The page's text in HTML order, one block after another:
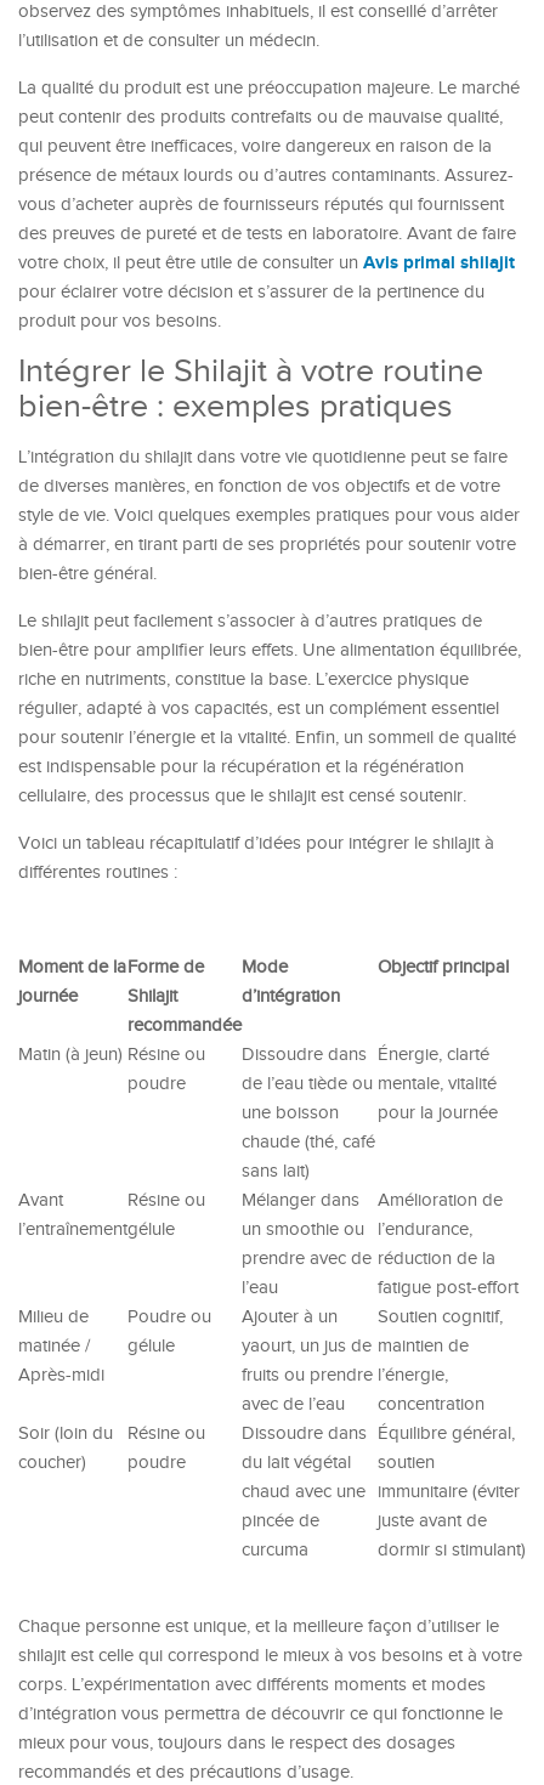
observez des symptômes inhabituels, il est conseillé d’arrêter
l’utilisation et de consulter un médecin.
La qualité du produit est une préoccupation majeure. Le marché
peut contenir des produits contrefaits ou de mauvaise qualité,
qui peuvent être inefficaces, voire dangereux en raison de la
présence de métaux lourds ou d’autres contaminants. Assurez-
vous d’acheter auprès de fournisseurs réputés qui fournissent
des preuves de pureté et de tests en laboratoire. Avant de faire
votre choix, il peut être utile de consulter un Avis primal shilajit
pour éclairer votre décision et s’assurer de la pertinence du
produit pour vos besoins.
Intégrer le Shilajit à votre routine
bien-être : exemples pratiques
L’intégration du shilajit dans votre vie quotidienne peut se faire
de diverses manières, en fonction de vos objectifs et de votre
style de vie. Voici quelques exemples pratiques pour vous aider
à démarrer, en tirant parti de ses propriétés pour soutenir votre
bien-être général.
Le shilajit peut facilement s’associer à d’autres pratiques de
bien-être pour amplifier leurs effets. Une alimentation équilibrée,
riche en nutriments, constitue la base. L’exercice physique
régulier, adapté à vos capacités, est un complément essentiel
pour soutenir l’énergie et la vitalité. Enfin, un sommeil de qualité
est indispensable pour la récupération et la régénération
cellulaire, des processus que le shilajit est censé soutenir.
Voici un tableau récapitulatif d’idées pour intégrer le shilajit à
différentes routines :
Moment de la
journée
Forme de
Shilajit
recommandée
Mode
d’intégration
Objectif principal
Matin (à jeun) Résine ou
poudre
Dissoudre dans
de l’eau tiède ou
une boisson
chaude (thé, café
sans lait)
Énergie, clarté
mentale, vitalité
pour la journée
Avant
l’entraînement
Résine ou
gélule
Mélanger dans
un smoothie ou
prendre avec de
l’eau
Amélioration de
l’endurance,
réduction de la
fatigue post-effort
Milieu de
matinée /
Après-midi
Poudre ou
gélule
Ajouter à un
yaourt, un jus de
fruits ou prendre
avec de l’eau
Soutien cognitif,
maintien de
l’énergie,
concentration
Soir (loin du
coucher)
Résine ou
poudre
Dissoudre dans
du lait végétal
chaud avec une
pincée de
curcuma
Équilibre général,
soutien
immunitaire (éviter
juste avant de
dormir si stimulant)
Chaque personne est unique, et la meilleure façon d’utiliser le
shilajit est celle qui correspond le mieux à vos besoins et à votre
corps. L’expérimentation avec différents moments et modes
d’intégration vous permettra de découvrir ce qui fonctionne le
mieux pour vous, toujours dans le respect des dosages
recommandés et des précautions d’usage.